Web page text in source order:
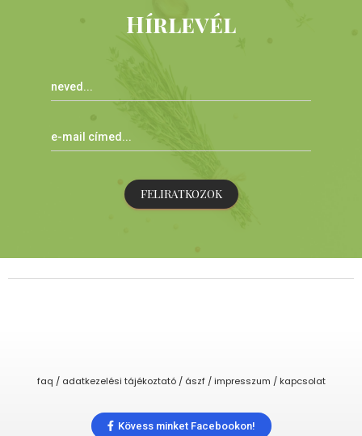
Hírlevél
FELIRATKOZOK
faq / adatkezelési tájékoztató / ászf / impresszum / kapcsolat
Kövess minket Facebookon!